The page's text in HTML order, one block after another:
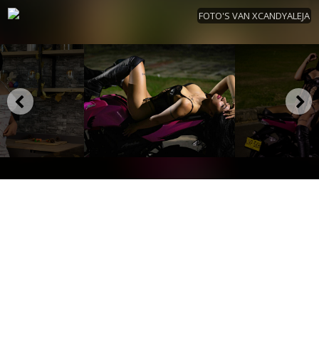
FOTO'S VAN XCANDYALEJA